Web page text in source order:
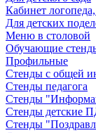
Кабинет
Для детских
Меню в столовой
Обучающие
Профильные
Стенды с общей
Стенды педагога
Стенды
Стенды детские
Стенды